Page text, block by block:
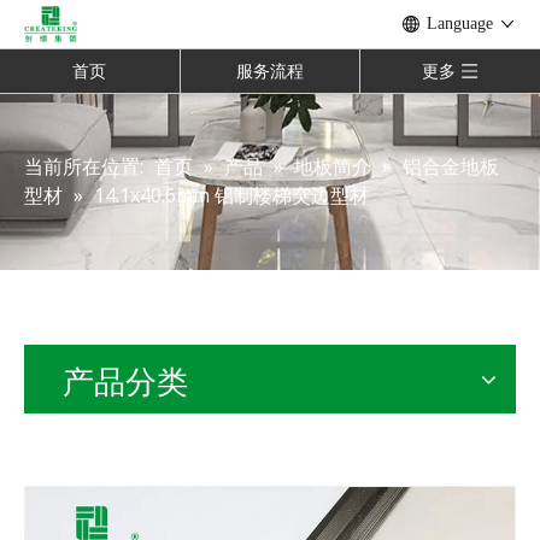
Language
首页 服务流程 更多
当前所在位置: 首页 » 产品 » 地板简介 » 铝合金地板
型材 » 14.1x40.6mm 铝制楼梯突边型材
产品分类